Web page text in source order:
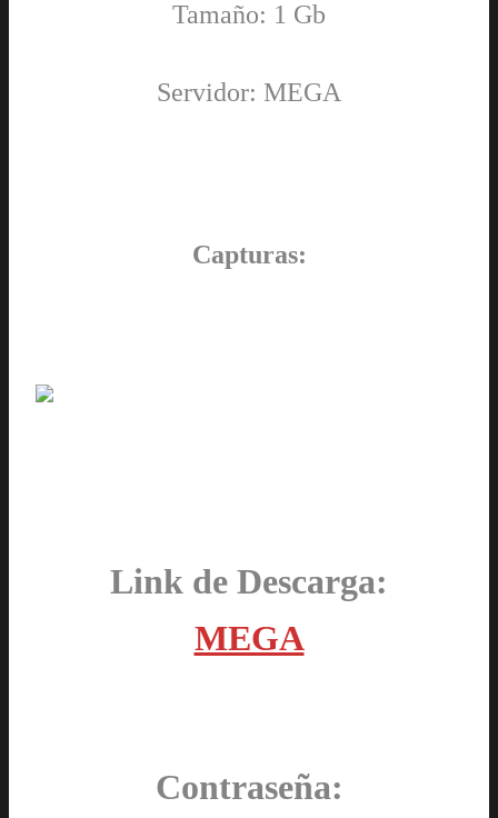
Tamaño: 1 Gb
Servidor: MEGA
Capturas:
Link de Descarga:
MEGA
Contraseña: